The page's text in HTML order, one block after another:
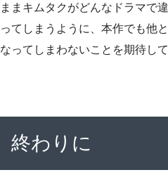
ままキムタクがどんなドラマで
ってしまうように、本作でも他
なってしまわないことを期待し
終わりに